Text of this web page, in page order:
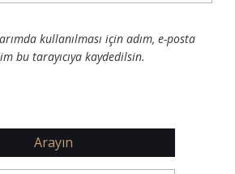
kullanılması için adım, e-posta
bu tarayıcıya kaydedilsin.
Arayın